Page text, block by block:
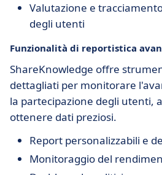
Valutazione e
degli utenti
Funzionalità di reportistica
ShareKnowledge offre
dettagliati per monitorare
la partecipazione degli utenti,
ottenere dati preziosi.
Report personalizzabili e
Monitoraggio del